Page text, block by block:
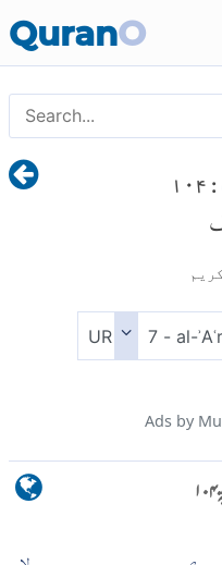
QuranO
: ۱۰۴
Ads by